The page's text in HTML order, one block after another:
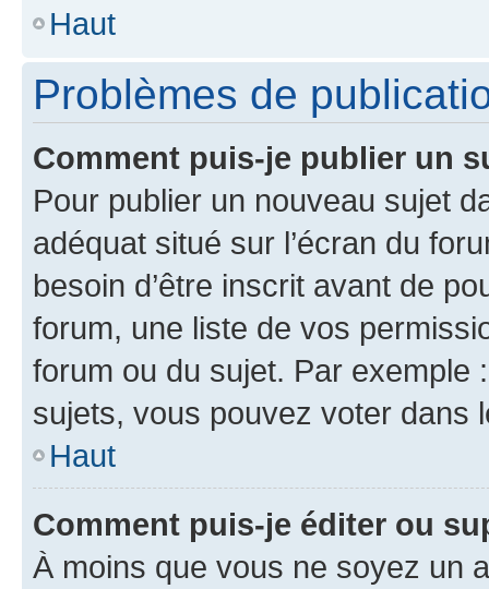
Haut
Problèmes de
Comment puis-je publier un
Pour publier un nouveau sujet
adéquat situé sur l’écran du
besoin d’être inscrit avant de
forum, une liste de vos
forum ou du sujet. Par exemple
sujets, vous pouvez voter dans
Haut
Comment puis-je éditer ou
À moins que vous ne soyez un